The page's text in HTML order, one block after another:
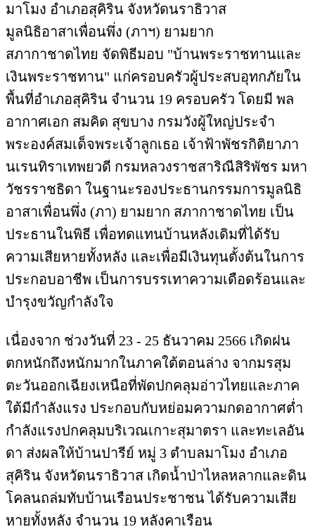
มาโมง อำเภอสุคิริน จังหวัดนราธิวาส
มูลนิธิอาสาเพื่อนพึ่ง (ภาฯ) ยามยาก
สภากาชาดไทย จัดพิธีมอบ "บ้านพระราชทานและ
เงินพระราชทาน" แก่ครอบครัวผู้ประสบอุทกภัยใน
พื้นที่อำเภอสุคิริน จำนวน 19 ครอบครัว โดยมี พล
อากาศเอก สมคิด สุขบาง กรมวังผู้ใหญ่ประจำ
พระองค์สมเด็จพระเจ้าลูกเธอ เจ้าฟ้าพัชรกิติยาภา
นเรนทิราเทพยวดี กรมหลวงราชสาริณีสิริพัชร มหา
วัชรราชธิดา ในฐานะรองประธานกรรมการมูลนิธิ
อาสาเพื่อนพึ่ง (ภา) ยามยาก สภากาชาดไทย เป็น
ประธานในพิธี เพื่อทดแทนบ้านหลังเดิมที่ได้รับ
ความเสียหายทั้งหลัง และเพื่อมีเงินทุนตั้งต้นในการ
ประกอบอาชีพ เป็นการบรรเทาความเดือดร้อนและ
บำรุงขวัญกำลังใจ
เนื่องจาก ช่วงวันที่ 23 - 25 ธันวาคม 2566 เกิดฝน
ตกหนักถึงหนักมากในภาคใต้ตอนล่าง จากมรสุม
ตะวันออกเฉียงเหนือที่พัดปกคลุมอ่าวไทยและภาค
ใต้มีกำลังแรง ประกอบกับหย่อมความกดอากาศต่ำ
กำลังแรงปกคลุมบริเวณเกาะสุมาตรา และทะเลอัน
ดา ส่งผลให้บ้านปารีย์ หมู่ 3 ตำบลมาโมง อำเภอ
สุคิริน จังหวัดนราธิวาส เกิดน้ำป่าไหลหลากและดิน
โคลนถล่มทับบ้านเรือนประชาชน ได้รับความเสีย
หายทั้งหลัง จำนวน 19 หลังคาเรือน